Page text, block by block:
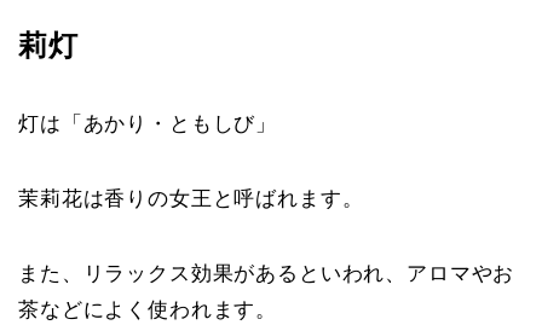
莉灯
灯は「あかり・ともしび」
茉莉花は香りの女王と呼ばれます。
また、リラックス効果があるといわれ、アロマやお
茶などによく使われます。